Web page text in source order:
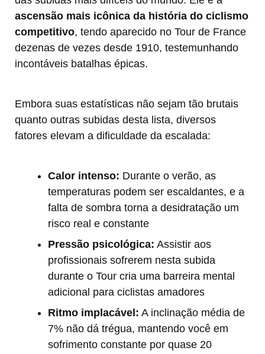
ascensão mais icônica da história do ciclismo
competitivo, tendo aparecido no Tour de France
dezenas de vezes desde 1910, testemunhando
incontáveis batalhas épicas.
Embora suas estatísticas não sejam tão brutais
quanto outras subidas desta lista, diversos
fatores elevam a dificuldade da escalada:
Calor intenso: Durante o verão, as
temperaturas podem ser escaldantes, e a
falta de sombra torna a desidratação um
risco real e constante
Pressão psicológica: Assistir aos
profissionais sofrerem nesta subida
durante o Tour cria uma barreira mental
adicional para ciclistas amadores
Ritmo implacável: A inclinação média de
7% não dá trégua, mantendo você em
sofrimento constante por quase 20